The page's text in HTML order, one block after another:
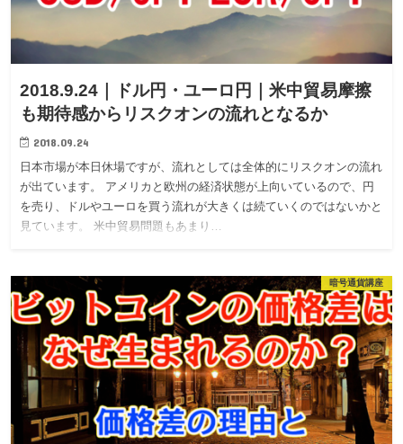
2018.9.24｜ドル円・ユーロ円｜米中貿易摩擦
も期待感からリスクオンの流れとなるか
2018.09.24
日本市場が本日休場ですが、流れとしては全体的にリスクオンの流れ
が出ています。 アメリカと欧州の経済状態が上向いているので、円
を売り、ドルやユーロを買う流れが大きくは続ていくのではないかと
見ています。 米中貿易問題もあまり…
暗号通貨講座